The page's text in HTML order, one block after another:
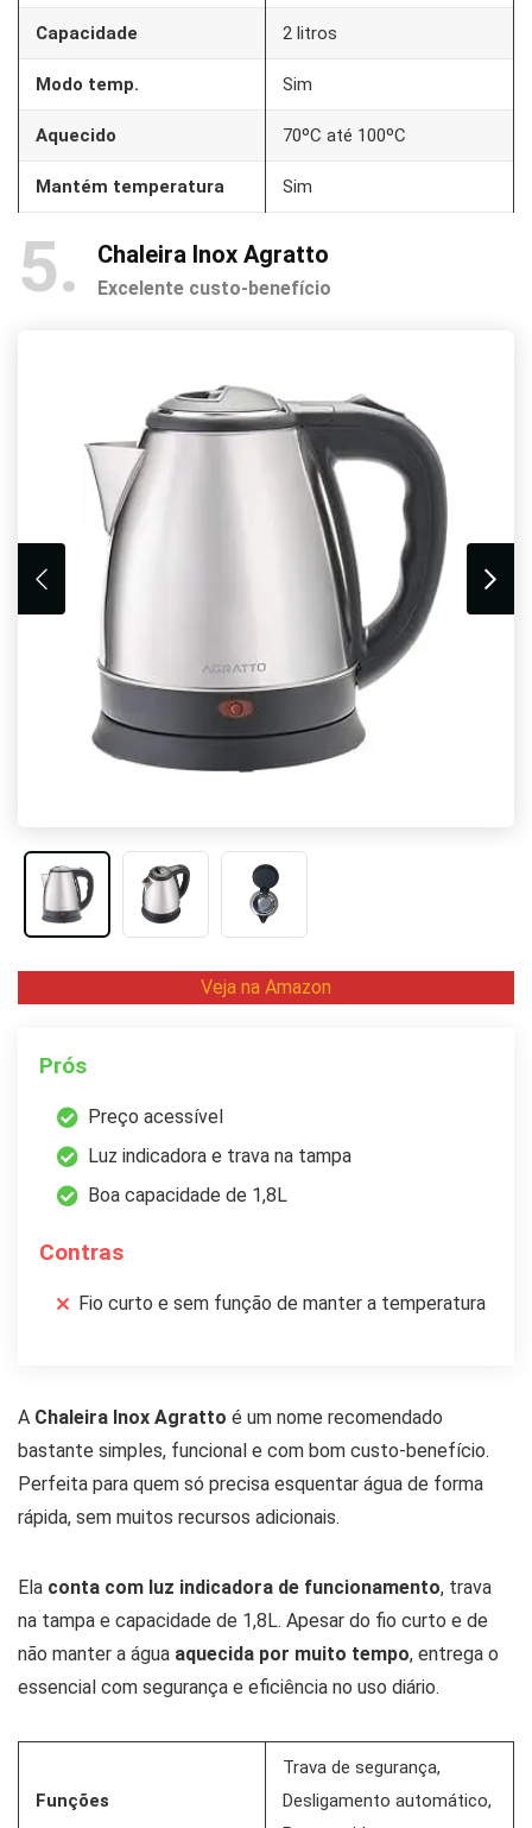
Capacidade 2 litros
Modo temp. Sim
Aquecido 70ºC até 100ºC
Mantém temperatura Sim
5 Chaleira Inox Agratto
Excelente custo-benefício
Veja na Amazon
Prós
Preço acessível
Luz indicadora e trava na tampa
Boa capacidade de 1,8L
Contras
Fio curto e sem função de manter a temperatura
A Chaleira Inox Agratto é um nome recomendado
bastante simples, funcional e com bom custo-benefício.
Perfeita para quem só precisa esquentar água de forma
rápida, sem muitos recursos adicionais.
Ela conta com luz indicadora de funcionamento, trava
na tampa e capacidade de 1,8L. Apesar do fio curto e de
não manter a água aquecida por muito tempo, entrega o
essencial com segurança e eficiência no uso diário.
Funções
Trava de segurança,
Desligamento automático,